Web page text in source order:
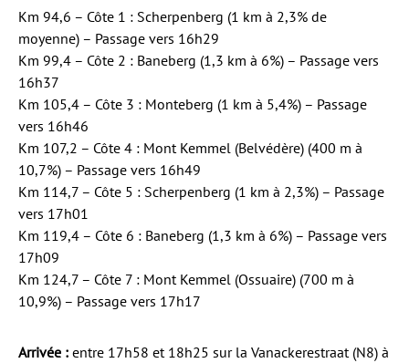
Km 94,6 – Côte 1 : Scherpenberg (1 km à 2,3% de
moyenne) – Passage vers 16h29
Km 99,4 – Côte 2 : Baneberg (1,3 km à 6%) – Passage vers
16h37
Km 105,4 – Côte 3 : Monteberg (1 km à 5,4%) – Passage
vers 16h46
Km 107,2 – Côte 4 : Mont Kemmel (Belvédère) (400 m à
10,7%) – Passage vers 16h49
Km 114,7 – Côte 5 : Scherpenberg (1 km à 2,3%) – Passage
vers 17h01
Km 119,4 – Côte 6 : Baneberg (1,3 km à 6%) – Passage vers
17h09
Km 124,7 – Côte 7 : Mont Kemmel (Ossuaire) (700 m à
10,9%) – Passage vers 17h17
Arrivée : entre 17h58 et 18h25 sur la Vanackerestraat (N8) à